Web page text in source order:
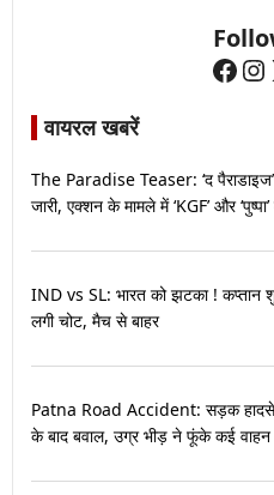
वायरल खबरें
The Paradise Teaser: ‘द पैराडाइज’
जारी, एक्शन के मामले में ‘KGF’ और ‘पुष्पा’
IND vs SL: भारत को झटका ! कप्तान
लगी चोट, मैच से बाहर
Patna Road Accident: सड़क हादसे
के बाद बवाल, उग्र भीड़ ने फूंके कई वाहन